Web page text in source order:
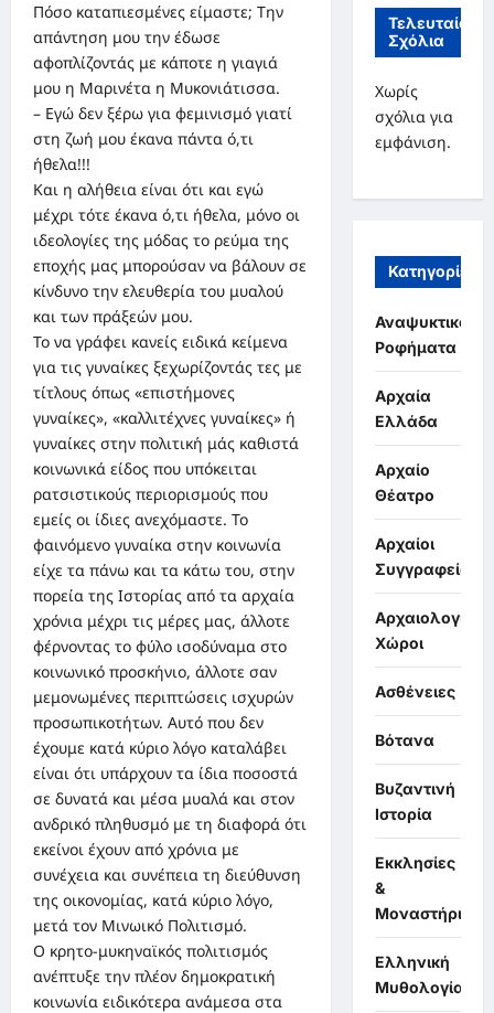
Πόσο καταπιεσμένες είμαστε; Την
απάντηση μου την έδωσε
αφοπλίζοντάς με κάποτε η γιαγιά
μου η Μαρινέτα η Μυκονιάτισσα.
– Εγώ δεν ξέρω για φεμινισμό γιατί
στη ζωή μου έκανα πάντα ό,τι
ήθελα!!!
Και η αλήθεια είναι ότι και εγώ
μέχρι τότε έκανα ό,τι ήθελα, μόνο οι
ιδεολογίες της μόδας το ρεύμα της
εποχής μας μπορούσαν να βάλουν σε
κίνδυνο την ελευθερία του μυαλού
και των πράξεών μου.
Το να γράφει κανείς ειδικά κείμενα
για τις γυναίκες ξεχωρίζοντάς τες με
τίτλους όπως «επιστήμονες
γυναίκες», «καλλιτέχνες γυναίκες» ή
γυναίκες στην πολιτική μάς καθιστά
κοινωνικά είδος που υπόκειται
ρατσιστικούς περιορισμούς που
εμείς οι ίδιες ανεχόμαστε. Το
φαινόμενο γυναίκα στην κοινωνία
είχε τα πάνω και τα κάτω του, στην
πορεία της Ιστορίας από τα αρχαία
χρόνια μέχρι τις μέρες μας, άλλοτε
φέρνοντας το φύλο ισοδύναμα στο
κοινωνικό προσκήνιο, άλλοτε σαν
μεμονωμένες περιπτώσεις ισχυρών
προσωπικοτήτων. Αυτό που δεν
έχουμε κατά κύριο λόγο καταλάβει
είναι ότι υπάρχουν τα ίδια ποσοστά
σε δυνατά και μέσα μυαλά και στον
ανδρικό πληθυσμό με τη διαφορά ότι
εκείνοι έχουν από χρόνια με
συνέχεια και συνέπεια τη διεύθυνση
της οικονομίας, κατά κύριο λόγο,
μετά τον Μινωικό Πολιτισμό.
Ο κρητο-μυκηναϊκός πολιτισμός
ανέπτυξε την πλέον δημοκρατική
κοινωνία ειδικότερα ανάμεσα στα
Τελευταία
Σχόλια
Χωρίς
σχόλια για
εμφάνιση.
Κατηγορίες
Αναψυκτικά,
Ροφήματα
Αρχαία
Ελλάδα
Αρχαίο
Θέατρο
Αρχαίοι
Συγγραφείς
Αρχαιολογικοί
Χώροι
Ασθένειες
Βότανα
Βυζαντινή
Ιστορία
Εκκλησίες
&
Μοναστήρια
Ελληνική
Μυθολογία